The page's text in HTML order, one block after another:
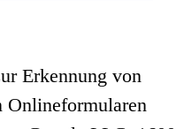
Erkennung von
Onlineformularen